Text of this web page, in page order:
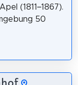
(1811–1867).
50